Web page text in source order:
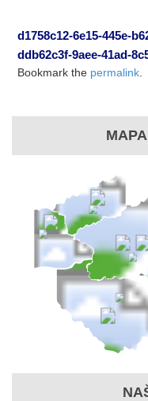
d1758c12-6e15-445e-
ddb62c3f-9aee-41ad-
Bookmark the permalink